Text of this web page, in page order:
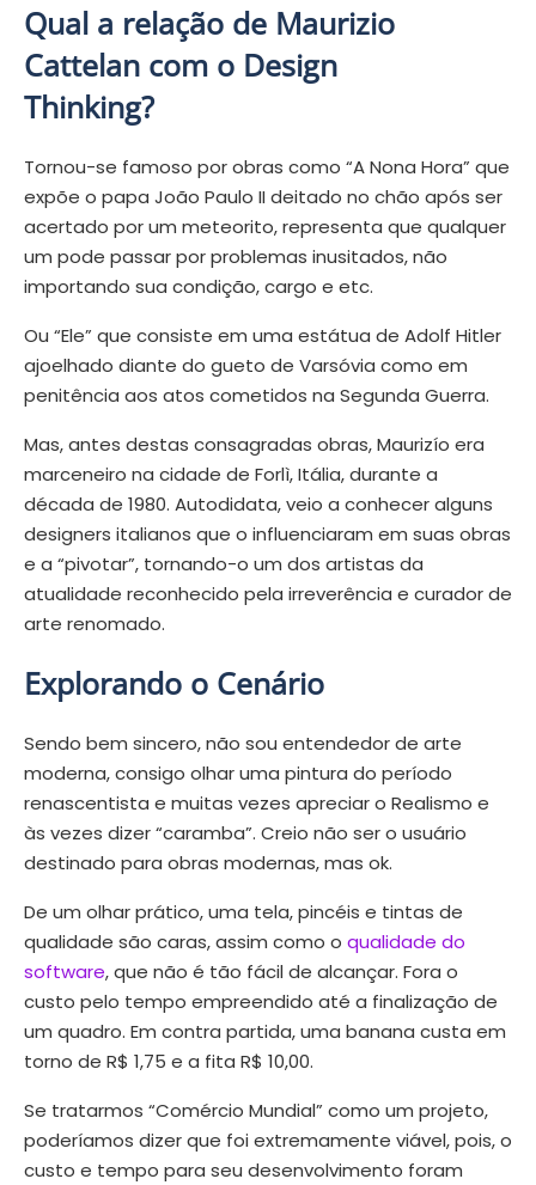
Qual a relação de Maurizio
Cattelan com o Design
Thinking?
Tornou-se famoso por obras como “A Nona Hora” que
expõe o papa João Paulo II deitado no chão após ser
acertado por um meteorito, representa que qualquer
um pode passar por problemas inusitados, não
importando sua condição, cargo e etc.
Ou “Ele” que consiste em uma estátua de Adolf Hitler
ajoelhado diante do gueto de Varsóvia como em
penitência aos atos cometidos na Segunda Guerra.
Mas, antes destas consagradas obras, Maurizío era
marceneiro na cidade de Forlì, Itália, durante a
década de 1980. Autodidata, veio a conhecer alguns
designers italianos que o influenciaram em suas obras
e a “pivotar”, tornando-o um dos artistas da
atualidade reconhecido pela irreverência e curador de
arte renomado.
Explorando o Cenário
Sendo bem sincero, não sou entendedor de arte
moderna, consigo olhar uma pintura do período
renascentista e muitas vezes apreciar o Realismo e
às vezes dizer “caramba”. Creio não ser o usuário
destinado para obras modernas, mas ok.
De um olhar prático, uma tela, pincéis e tintas de
qualidade são caras, assim como o qualidade do
software, que não é tão fácil de alcançar. Fora o
custo pelo tempo empreendido até a finalização de
um quadro. Em contra partida, uma banana custa em
torno de R$ 1,75 e a fita R$ 10,00.
Se tratarmos “Comércio Mundial” como um projeto,
poderíamos dizer que foi extremamente viável, pois, o
custo e tempo para seu desenvolvimento foram